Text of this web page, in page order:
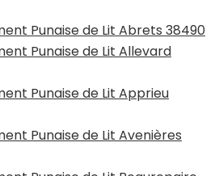
Punaise de Lit Abrets 38490
Punaise de Lit Allevard
Punaise de Lit Apprieu
Punaise de Lit Avenières